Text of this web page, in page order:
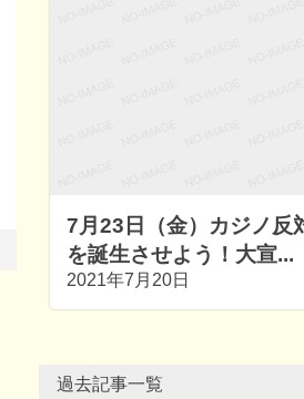
7月23日（金）カジノ反
を誕生させよう！大宣...
2021年7月20日
過去記事一覧